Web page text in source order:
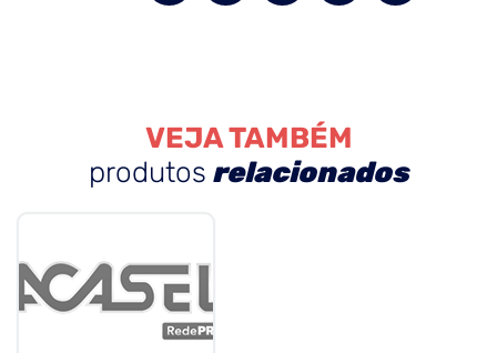
VEJA TAMBÉM
produtos relacionados